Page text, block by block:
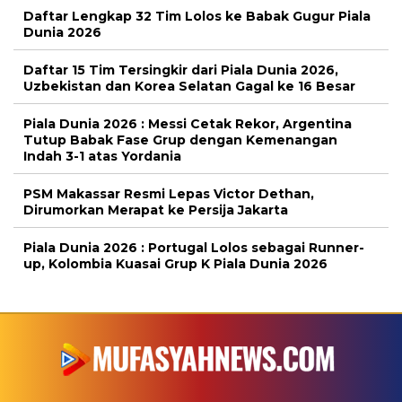
Daftar Lengkap 32 Tim Lolos ke Babak Gugur Piala
Dunia 2026
Daftar 15 Tim Tersingkir dari Piala Dunia 2026,
Uzbekistan dan Korea Selatan Gagal ke 16 Besar
Piala Dunia 2026 : Messi Cetak Rekor, Argentina
Tutup Babak Fase Grup dengan Kemenangan
Indah 3-1 atas Yordania
PSM Makassar Resmi Lepas Victor Dethan,
Dirumorkan Merapat ke Persija Jakarta
Piala Dunia 2026 : Portugal Lolos sebagai Runner-
up, Kolombia Kuasai Grup K Piala Dunia 2026